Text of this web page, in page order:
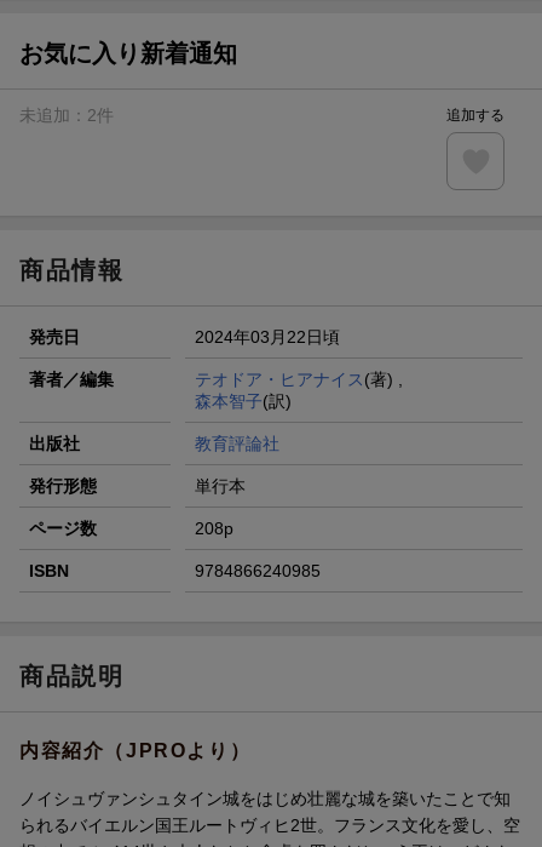
ト山分け
エントリー＆3,000円以上購入で無料データSIM（3GB/月プ
楽天モバイル紹介キャンペーンの拡散で300円OFFクーポン
お気に入り新着通知
未追加： 2件 追加する
商品情報
発売日 2024年03月22日頃
著者／編集 テオドア・ヒアナイス(著) ,
森本智子(訳)
出版社 教育評論社
発行形態 単行本
ページ数 208p
ISBN 9784866240985
商品説明
内容紹介（JPROより）
ノイシュヴァンシュタイン城をはじめ壮麗な城を築いたことで知
られるバイエルン国王ルートヴィヒ2世。フランス文化を愛し、空